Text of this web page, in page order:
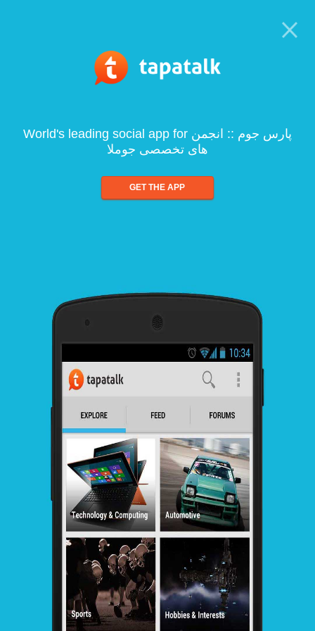
World's leading social app for پارس جوم :: انجمن
های تخصصی جوملا
GET THE APP